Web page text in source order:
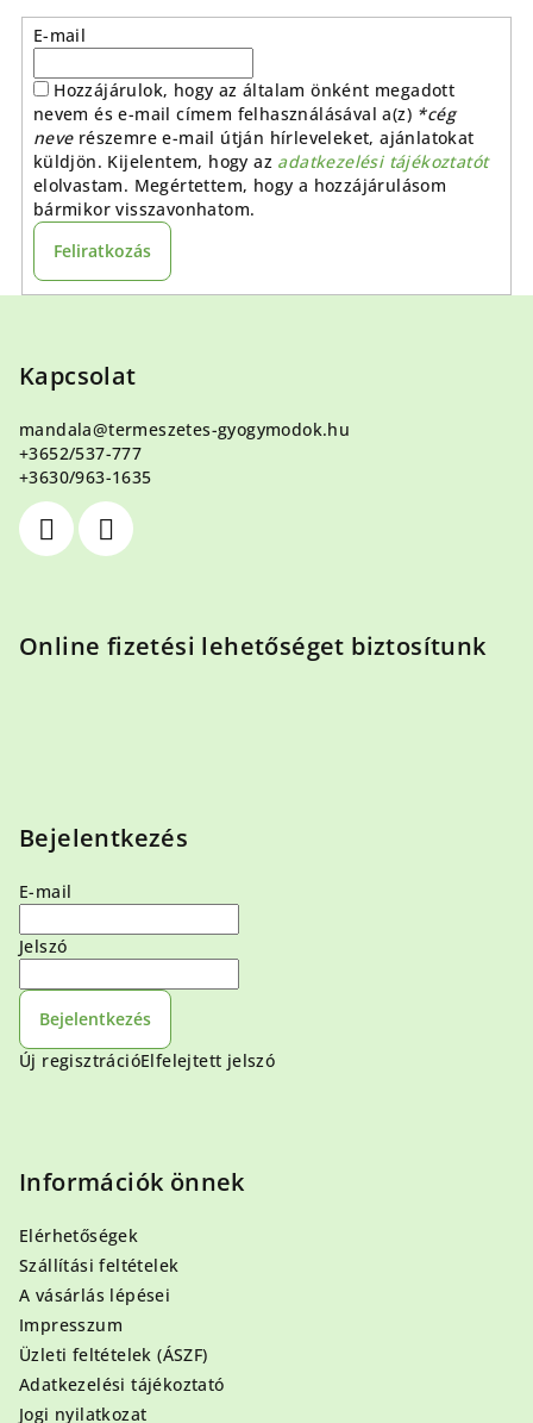
E-mail
Hozzájárulok, hogy az általam önként megadott
nevem és e-mail címem felhasználásával a(z) *cég
neverészemre e-mail útján hírleveleket, ajánlatokat
küldjön. Kijelentem, hogy az adatkezelési tájékoztatót
elolvastam. Megértettem, hogy a hozzájárulásom
bármikor visszavonhatom.
Feliratkozás
Kapcsolat
mandala@termeszetes-gyogymodok.hu
+3652/537-777
+3630/963-1635
Online fizetési lehetőséget biztosítunk
Bejelentkezés
E-mail
Jelszó
Bejelentkezés
Új regisztrációElfelejtett jelszó
Információk önnek
Elérhetőségek
Szállítási feltételek
A vásárlás lépései
Impresszum
Üzleti feltételek (ÁSZF)
Adatkezelési tájékoztató
Jogi nyilatkozat